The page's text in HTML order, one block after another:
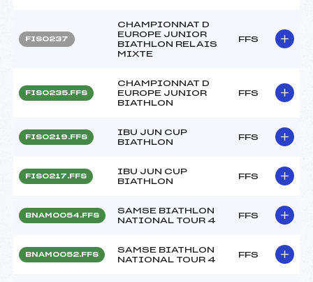
FIS0237
CHAMPIONNAT D
EUROPE JUNIOR
BIATHLON RELAIS
MIXTE
FFS
FIS0235.FFS
CHAMPIONNAT D
EUROPE JUNIOR
BIATHLON
FFS
FIS0219.FFS
IBU JUN CUP
BIATHLON
FFS
FIS0217.FFS
IBU JUN CUP
BIATHLON
FFS
BNAM0054.FFS
SAMSE BIATHLON
NATIONAL TOUR 4
FFS
BNAM0052.FFS
SAMSE BIATHLON
NATIONAL TOUR 4
FFS